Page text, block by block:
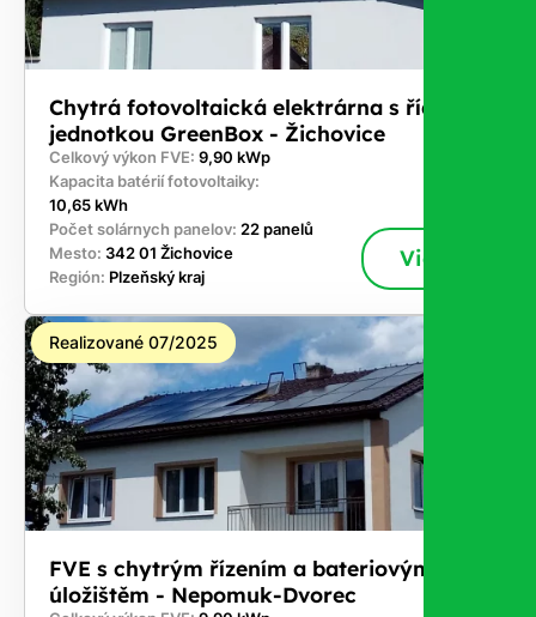
Chytrá fotovoltaická elektrárna s řídicí
jednotkou GreenBox - Žichovice
Celkový výkon FVE: 9,90 kWp
Kapacita batérií fotovoltaiky:
10,65 kWh
Počet solárnych panelov: 22 panelů
Mesto: 342 01 Žichovice
Región: Plzeňský kraj
Viac
Realizované 07/2025
FVE s chytrým řízením a bateriovým
úložištěm - Nepomuk-Dvorec